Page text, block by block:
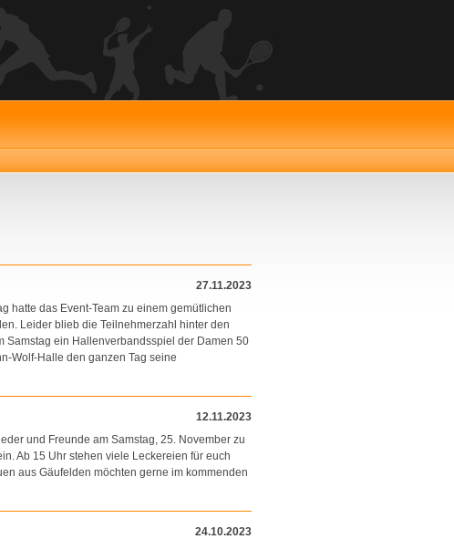
27.11.2023
hatte das Event-Team zu einem gemütlichen
Leider blieb die Teilnehmerzahl hinter den
Samstag ein Hallenverbandsspiel der Damen 50
Wolf-Halle den ganzen Tag seine
12.11.2023
und Freunde am Samstag, 25. November zu
Ab 15 Uhr stehen viele Leckereien für euch
aus Gäufelden möchten gerne im kommenden
24.10.2023